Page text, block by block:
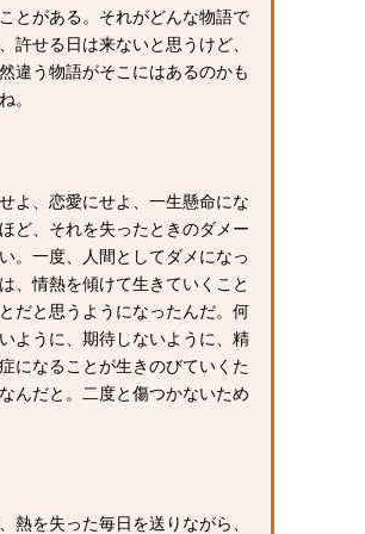
とがある。それがどんな物語で
許せる日は来ないと思うけど、
違う物語がそこにはあるのかも
。
よ、恋愛にせよ、一生懸命にな
ど、それを失ったときのダメー
。一度、人間としてダメになっ
、情熱を傾けて生きていくこと
だと思うようになったんだ。何
ように、期待しないように、精
になることが生きのびていくた
んだと。二度と傷つかないため
熱を失った毎日を送りながら、